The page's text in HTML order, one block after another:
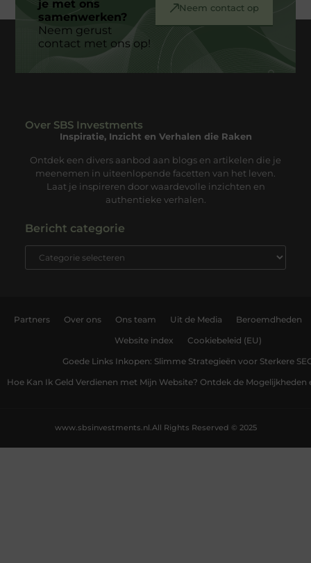
je met ons
samenwerken?
Neem gerust
contact met ons op!
Neem contact op
Over SBS Investments
Inspiratie, Inzicht en Verhalen die Raken
Ontdek een divers aanbod aan blogs en artikelen die je
meenemen in uiteenlopende facetten van het leven.
Laat je inspireren door waardevolle inzichten en
authentieke verhalen.
Bericht categorie
Partners Over ons Ons team Uit de Media Beroemdheden
Website index Cookiebeleid (EU)
Goede Links Inkopen: Slimme Strategieën voor Sterkere
Hoe Kan Ik Geld Verdienen met Mijn Website? Ontdek de Mogelijkheden
All Rights Reserved © 2025
www.sbsinvestments.nl.